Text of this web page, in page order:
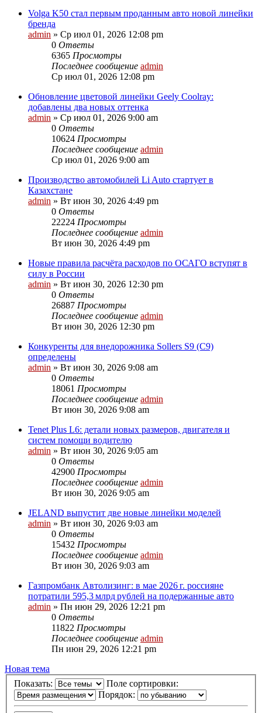
Volga K50 стал первым проданным авто новой линейки
бренда
admin » Ср июл 01, 2026 12:08 pm
0 Ответы
6365 Просмотры
Последнее сообщение admin
Ср июл 01, 2026 12:08 pm
Обновление цветовой линейки Geely Coolray:
добавлены два новых оттенка
admin » Ср июл 01, 2026 9:00 am
0 Ответы
10624 Просмотры
Последнее сообщение admin
Ср июл 01, 2026 9:00 am
Производство автомобилей Li Auto стартует в
Казахстане
admin » Вт июн 30, 2026 4:49 pm
0 Ответы
22224 Просмотры
Последнее сообщение admin
Вт июн 30, 2026 4:49 pm
Новые правила расчёта расходов по ОСАГО вступят в
силу в России
admin » Вт июн 30, 2026 12:30 pm
0 Ответы
26887 Просмотры
Последнее сообщение admin
Вт июн 30, 2026 12:30 pm
Конкуренты для внедорожника Sollers S9 (C9)
определены
admin » Вт июн 30, 2026 9:08 am
0 Ответы
18061 Просмотры
Последнее сообщение admin
Вт июн 30, 2026 9:08 am
Tenet Plus L6: детали новых размеров, двигателя и
систем помощи водителю
admin » Вт июн 30, 2026 9:05 am
0 Ответы
42900 Просмотры
Последнее сообщение admin
Вт июн 30, 2026 9:05 am
JELAND выпустит две новые линейки моделей
admin » Вт июн 30, 2026 9:03 am
0 Ответы
15432 Просмотры
Последнее сообщение admin
Вт июн 30, 2026 9:03 am
Газпромбанк Автолизинг: в мае 2026 г. россияне
потратили 595,3 млрд рублей на подержанные авто
admin » Пн июн 29, 2026 12:21 pm
0 Ответы
11822 Просмотры
Последнее сообщение admin
Пн июн 29, 2026 12:21 pm
Новая тема
Показать:
Поле сортировки:
Порядок: